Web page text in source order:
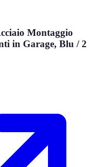
Montaggio
in Garage, Blu / 2